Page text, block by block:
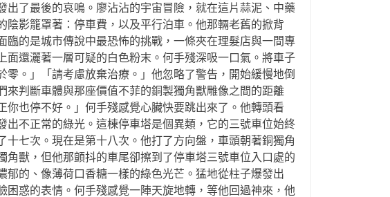
了最後的哀鳴。廖沾沾的宇宙冒險，就在這片蒜泥、中藥
影籠罩著：停車費，以及平行泊車。他那輛老舊的掀背
臨的是城市傳說中最恐怖的挑戰，一條夾在理髮店與一間專
還灑著一層可疑的白色粉末。何手殘深吸一口氣。將車子
。」「請考慮放棄治療。」他忽略了警告，開始緩慢地倒
判斷車體與那座價值不菲的銅製獨角獸雕像之間的距離
也停不好。」何手殘感覺心臟快要跳出來了。他轉頭看
不正常的綠光。這棟停車塔是個異類，它的三號車位始終
七次。現在是第十八次。他打了方向盤，車頭朝著銅獨角
獸，但他那顫抖的車尾卻擦到了停車塔三號車位入口處的
的、像薄荷口香糖一樣的綠色光芒。猛地從柱子爆發出
惑的表情。何手殘感覺一陣天旋地轉，等他回過神來，他